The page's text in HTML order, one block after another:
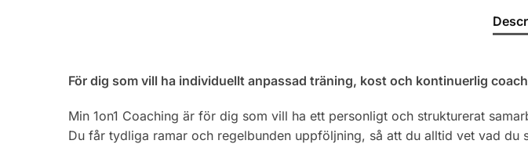
För dig som vill ha individuellt anpassad träning, kost och kontinuerlig
Min 1on1 Coaching är för dig som vill ha ett personligt och strukturerat
Du får tydliga ramar och regelbunden uppföljning, så att du alltid vet vad du